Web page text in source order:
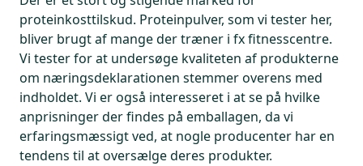
proteinkosttilskud. Proteinpulver, som vi tester her,
bliver brugt af mange der træner i fx fitnesscentre.
Vi tester for at undersøge kvaliteten af produkterne
om næringsdeklarationen stemmer overens med
indholdet. Vi er også interesseret i at se på hvilke
anprisninger der findes på emballagen, da vi
erfaringsmæssigt ved, at nogle producenter har en
tendens til at oversælge deres produkter.